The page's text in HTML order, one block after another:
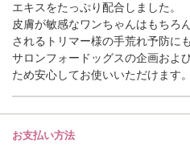
エキスをたっぷり配合しました。
皮膚が敏感なワンちゃんはもちろ
されるトリマー様の手荒れ予防に
サロンフォードッグスの企画およ
ため安心してお使いいただけます。
お支払い方法